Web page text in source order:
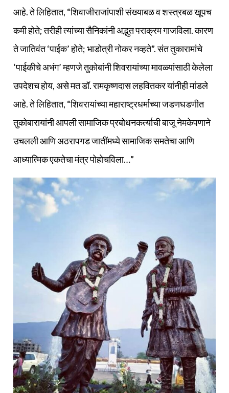
आहे. ते लिहितात, “शिवाजीराजांपाशी संख्याबळ व शस्त्रबळ खूपच
कमी होते; तरीही त्यांच्या सैनिकांनी अद्भुत पराक्रम गाजविला. कारण
ते जातिवंत ‘पाईक’ होते; भाडोत्री नोकर नव्हते”. संत तुकारामांचे
‘पाईकीचे अभंग’ म्हणजे तुकोबांनी शिवरायांच्या मावळ्यांसाठी केलेला
उपदेशच होय, असे मत डॉ. रामकृष्णदास लहवितकर यांनीही मांडले
आहे. ते लिहितात, “शिवरायांच्या महाराष्ट्रधर्माच्या जडणघडणीत
तुकोबारायांनी आपली सामाजिक प्रबोधनकर्त्याची बाजू नेमकेपणाने
उचलली आणि अठरापगड जातींमध्ये सामाजिक समतेचा आणि
आध्यात्मिक एकतेचा मंत्र पोहोचविला…”